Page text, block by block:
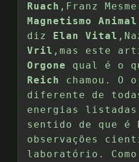
Ruach ,Franz
Magnetismo Animal
diz Elan Vital
Vril ,mas este
Orgone
qual é o
Reich
chamou. O
diferente de
energias listadas
sentido de que é
observações
laboratório.